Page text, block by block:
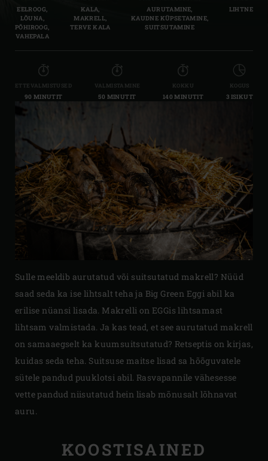
EELROOG,
LÕUNA,
PÕHIROOG,
VAHEPALA
KALA,
MAKRELL,
TERVE KALA
AURUTAMINE,
KAUDNE KÜPSETAMINE,
SUITSUTAMINE
LIHTNE
ETTEVALMISTUSED
90 MINUTIT
VALMISTAMINE
50 MINUTIT
KOKKU
140 MINUTIT
KOGUS
3 ISIKUT
Sulle meeldib aurutatud või suitsutatud makrell? Nüüd
saad seda ka ise lihtsalt teha ja Big Green Eggi abil ka
erilise nüansi lisada. Makrelli on EGGis lihtsamast
lihtsam valmistada. Ja kas tead, et see aurutatud makrell
on samaaegselt ka kuumsuitsutatud? Retseptis on kirjas,
kuidas seda teha. Suitsuse maitse lisad sa hõõguvatele
sütele pandud puuklotsi abil. Rasvapannile vähesesse
vette pandud niisutatud hein lisab mõnusalt lõhnavat
auru.
KOOSTISAINED